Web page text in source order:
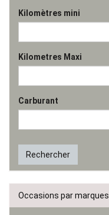
Kilomètres mini
Kilometres Maxi
Carburant
Rechercher
Occasions par marques